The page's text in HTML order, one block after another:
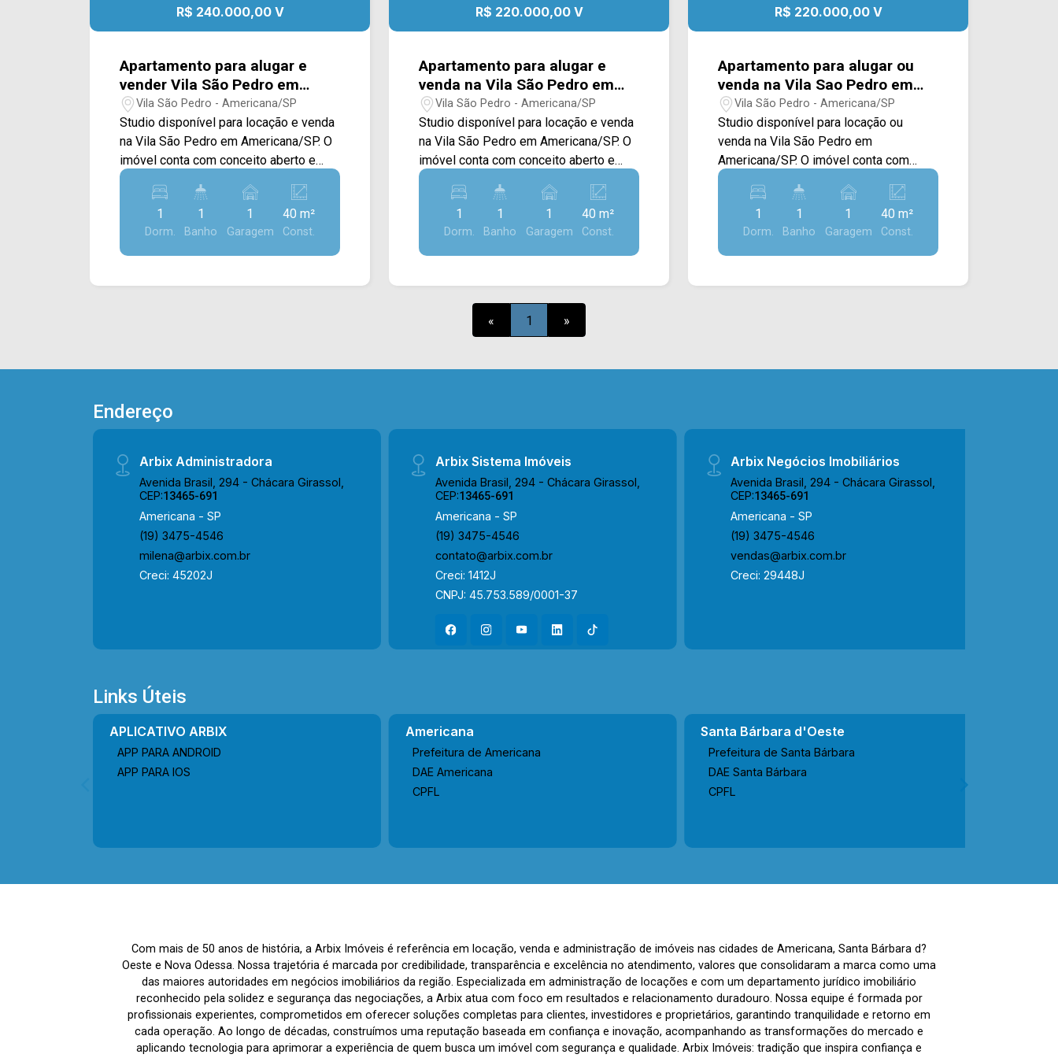
R$ 240.000,00 V
Apartamento para alugar e
vender Vila São Pedro em
Americana/SP.
Vila São Pedro - Americana/SP
Studio disponível para locação e venda
na Vila São Pedro em Americana/SP. O
imóvel conta com conceito aberto e
acabamento em piso frio, sacada,
cozinha com geladeira, cooktop,
microondas, cafeteira e área de serviço
integrada. > 01 dormitório com cama
box e closet; > 01 banheiro; > 01 vaga
de Queiroz SP-304, supermercado,
bares e comércio em geral. Para saber
mais sobre o imóvel ou para agendar
WhatsApp Locação: (19) 97169-1100
Telefone Arbix: (19) 3475-4546
1
Dorm.
1
Banho
1
Garagem
40 m²
Const.
R$ 220.000,00 V
Apartamento para alugar e
venda na Vila São Pedro em
Americana/SP.
Vila São Pedro - Americana/SP
Studio disponível para locação e venda
na Vila São Pedro em Americana/SP. O
imóvel conta com conceito aberto e
acabamento em piso frio, cozinha com
geladeira, cooktop, microondas,
cafeteira e área de serviço integrada. >
01 dormitório com cama box e closet; >
01 banheiro; > 01 vaga de garagem. O
elevador panorâmico. Localizado entre
à Av. Brasil e Av. Abdo Najar, com fácil
304, supermercado, postos de
WhatsApp Locação: (19) 97169-1100
Telefone Arbix: (19) 3475-4546
1
Dorm.
1
Banho
1
Garagem
40 m²
Const.
R$ 220.000,00 V
Apartamento para alugar ou
venda na Vila Sao Pedro em
Americana/SP.
Vila São Pedro - Americana/SP
Studio disponível para locação ou
venda na Vila São Pedro em
Americana/SP. O imóvel conta com
conceito aberto e acabamento em piso
frio, cozinha com geladeira, cooktop,
microondas, cafeteira e área de serviço
integrada. > 01 dormitório com cama
box e closet; > 01 banheiro; > 01 vaga
de Queiroz SP-304, supermercado,
WhatsApp Locação: (19) 97169-1100
Telefone Arbix: (19) 3475-4546
1
Dorm.
1
Banho
1
Garagem
40 m²
Const.
« 1 »
Endereço
Arbix Administradora
Avenida Brasil, 294 - Chácara Girassol,
CEP:13465-691
Americana - SP
(19) 3475-4546
milena@arbix.com.br
Creci: 45202J
Arbix Sistema Imóveis
Avenida Brasil, 294 - Chácara Girassol,
CEP:13465-691
Americana - SP
(19) 3475-4546
contato@arbix.com.br
Creci: 1412J
CNPJ: 45.753.589/0001-37
Arbix Negócios Imobiliários
Avenida Brasil, 294 - Chácara Girassol,
CEP:13465-691
Americana - SP
(19) 3475-4546
vendas@arbix.com.br
Creci: 29448J
Links Úteis
APLICATIVO ARBIX
APP PARA ANDROID
APP PARA IOS
Americana
Prefeitura de Americana
DAE Americana
CPFL
Santa Bárbara d'Oeste
Prefeitura de Santa Bárbara
DAE Santa Bárbara
CPFL
Com mais de 50 anos de história, a Arbix Imóveis é referência em locação, venda e administração de imóveis nas cidades de Americana, Santa Bárbara d?
Oeste e Nova Odessa. Nossa trajetória é marcada por credibilidade, transparência e excelência no atendimento, valores que consolidaram a marca como uma
das maiores autoridades em negócios imobiliários da região. Especializada em administração de locações e com um departamento jurídico imobiliário
reconhecido pela solidez e segurança das negociações, a Arbix atua com foco em resultados e relacionamento duradouro. Nossa equipe é formada por
profissionais experientes, comprometidos em oferecer soluções completas para clientes, investidores e proprietários, garantindo tranquilidade e retorno em
cada operação. Ao longo de décadas, construímos uma reputação baseada em confiança e inovação, acompanhando as transformações do mercado e
aplicando tecnologia para aprimorar a experiência de quem busca um imóvel com segurança e qualidade. Arbix Imóveis: tradição que inspira confiança e